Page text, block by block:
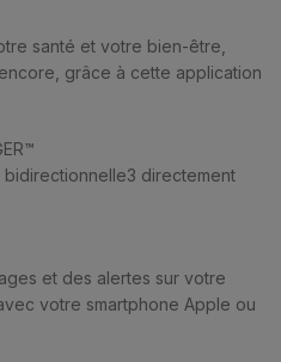
santé et votre bien-être,
grâce à cette application
bidirectionnelle3 directement
et des alertes sur votre
votre smartphone Apple ou